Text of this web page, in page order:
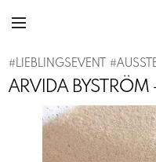
#LIEBLINGSEVENT #
ARVIDA